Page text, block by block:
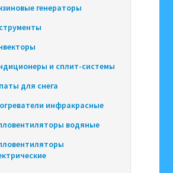
генераторы
и сплит-системы
для снега
инфракрасные
водяные